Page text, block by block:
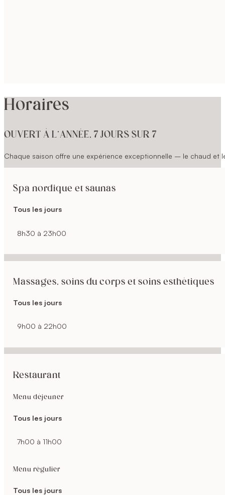
Horaires
OUVERT À L’ANNÉE, 7 JOURS SUR 7
Chaque saison offre une expérience exceptionnelle – le chaud et
Spa nordique et saunas
Tous les jours
8h30 à 23h00
Massages, soins du corps et soins esthétiques
Tous les jours
9h00 à 22h00
Restaurant
Menu déjeuner
Tous les jours
7h00 à 11h00
Menu régulier
Tous les jours